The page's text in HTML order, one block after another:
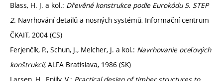
Blass, H. J. a kol.: Dřevěné konstrukce podle Eurokódu 5. STEP
2. Navrhování detailů a nosných systémů, Informační centrum
ČKAIT, 2004 (CS)
Ferjenčík, P., Schun, J., Melcher, J. a kol.: Navrhovanie oceľových
konštrukcií, ALFA Bratislava, 1986 (SK)